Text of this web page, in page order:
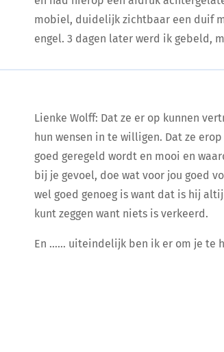
mobiel, duidelijk zichtbaar een duif
engel. 3 dagen later werd ik gebeld,
Lienke Wolff: Dat ze er op kunnen
hun wensen in te willigen. Dat ze
goed geregeld wordt en mooi en
bij je gevoel, doe wat voor jou goed
wel goed genoeg is want dat is hij
kunt zeggen want niets is verkeerd.
En …… uiteindelijk ben ik er om je te